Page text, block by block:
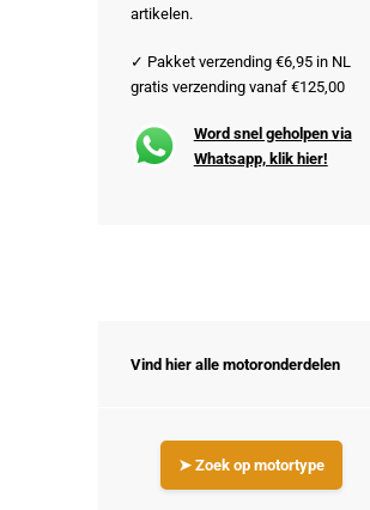
artikelen.
✓ Pakket verzending €6,95 in NL
gratis verzending vanaf €125,00
Word snel geholpen via
Whatsapp, klik hier!
Vind hier alle motoronderdelen
➤ Zoek op motortype